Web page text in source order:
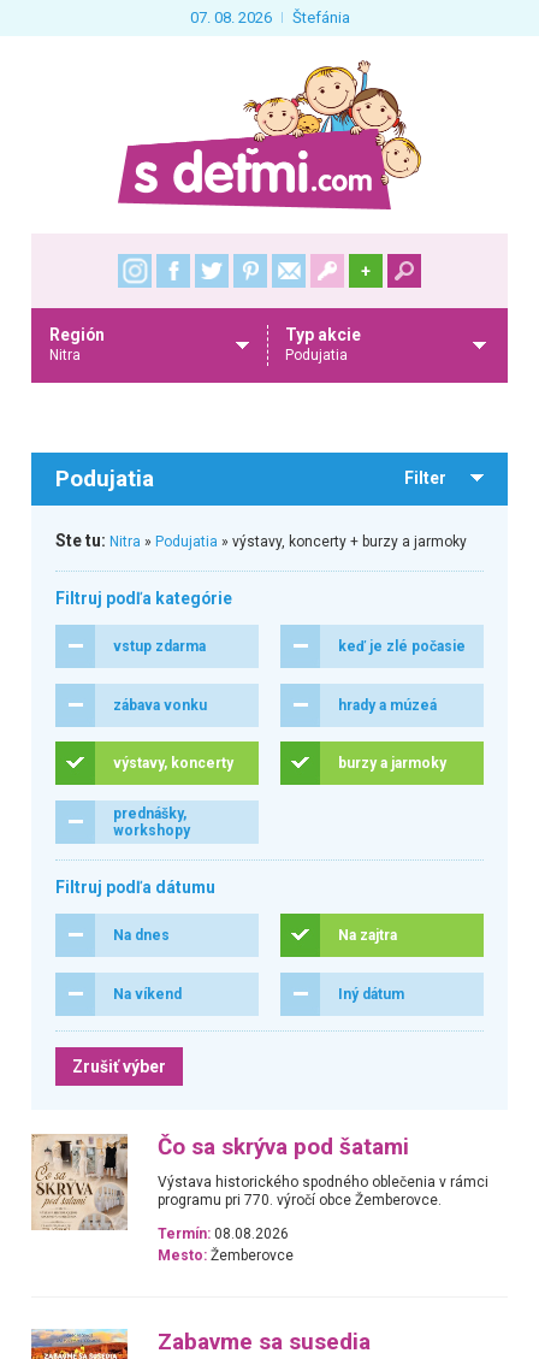
07. 08. 2026 Štefánia
+
Región
Nitra
Typ akcie
Podujatia
Podujatia Filter
Ste tu: Nitra » Podujatia » výstavy, koncerty + burzy a jarmoky
Filtruj podľa kategórie
vstup zdarma keď je zlé počasie
zábava vonku hrady a múzeá
výstavy, koncerty burzy a jarmoky
prednášky,
workshopy
Filtruj podľa dátumu
Na dnes Na zajtra
Na víkend Iný dátum
Zrušiť výber
Čo sa skrýva pod šatami
Výstava historického spodného oblečenia v rámci
programu pri 770. výročí obce Žemberovce.
Termín: 08.08.2026
Mesto: Žemberovce
Zabavme sa susedia